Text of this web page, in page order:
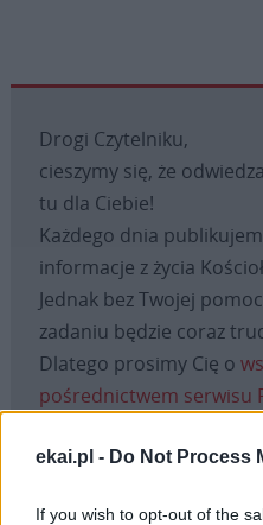
ekai.pl - Do Not Process
If you wish to opt-out of the
Drogi Czytelniku,
cieszymy się, że
tu dla Ciebie!
Każdego dnia
informacje z życia
Jednak bez Twojej
zadaniu będzie coraz
Dlatego prosimy Cię o
pośrednictwem serwisu
misję. Więcej informacji